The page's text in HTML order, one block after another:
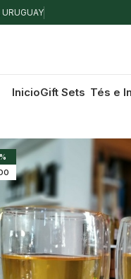
InicioGift Sets Tés e